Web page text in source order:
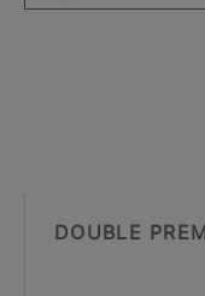
DOUBLE